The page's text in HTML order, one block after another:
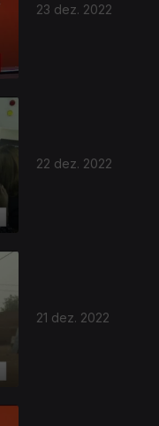
23 dez. 2022
22 dez. 2022
21 dez. 2022